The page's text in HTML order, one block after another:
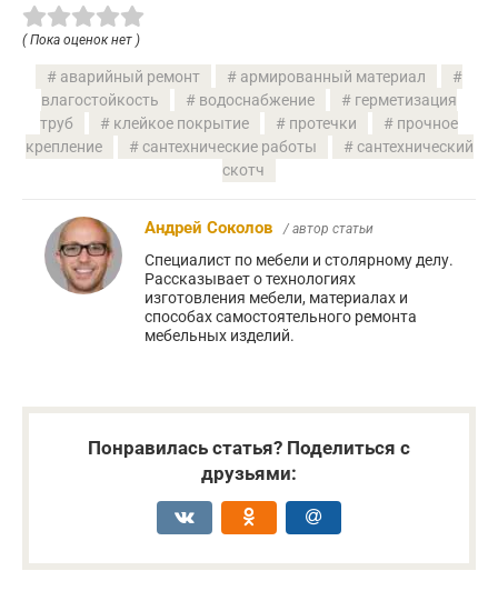
( Пока оценок нет )
аварийный ремонт
армированный материал
влагостойкость
водоснабжение
герметизация
труб
клейкое покрытие протечки
прочное
крепление
сантехнические работы
сантехнический
скотч
Андрей Соколов / автор статьи
Специалист по мебели и столярному делу.
Рассказывает о технологиях
изготовления мебели, материалах и
способах самостоятельного ремонта
мебельных изделий.
Понравилась статья? Поделиться с
друзьями: